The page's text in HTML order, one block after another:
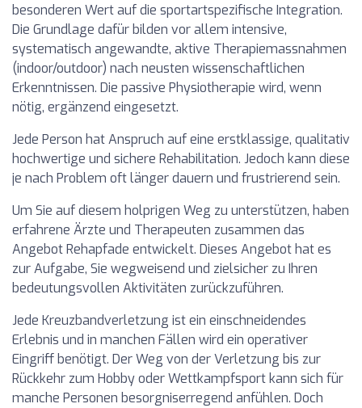
besonderen Wert auf die sportartspezifische Integration.
Die Grundlage dafür bilden vor allem intensive,
systematisch angewandte, aktive Therapiemassnahmen
(indoor/outdoor) nach neusten wissenschaftlichen
Erkenntnissen. Die passive Physiotherapie wird, wenn
nötig, ergänzend eingesetzt.
Jede Person hat Anspruch auf eine erstklassige, qualitativ
hochwertige und sichere Rehabilitation. Jedoch kann diese
je nach Problem oft länger dauern und frustrierend sein.
Um Sie auf diesem holprigen Weg zu unterstützen, haben
erfahrene Ärzte und Therapeuten zusammen das
Angebot Rehapfade entwickelt. Dieses Angebot hat es
zur Aufgabe, Sie wegweisend und zielsicher zu Ihren
bedeutungsvollen Aktivitäten zurückzuführen.
Jede Kreuzbandverletzung ist ein einschneidendes
Erlebnis und in manchen Fällen wird ein operativer
Eingriff benötigt. Der Weg von der Verletzung bis zur
Rückkehr zum Hobby oder Wettkampfsport kann sich für
manche Personen besorgniserregend anfühlen. Doch